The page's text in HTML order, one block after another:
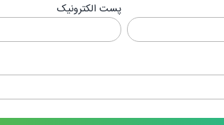
پست الکترونیک